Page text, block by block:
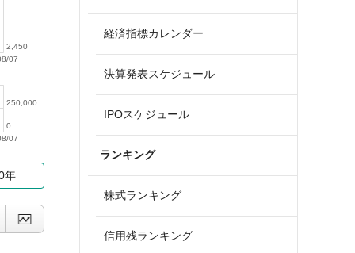
07
2,450
07
0
250,000
年
経済指標カレンダー
決算発表スケジュール
IPOスケジュール
ランキング
株式ランキング
信用残ランキング